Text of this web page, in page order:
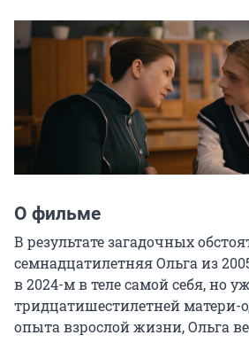
О фильме
В результате загадочных
семнадцатилетняя Ольга из
в 2024-м в теле самой себя, но
тридцатишестилетней матери-
опыта взрослой жизни, Ольга